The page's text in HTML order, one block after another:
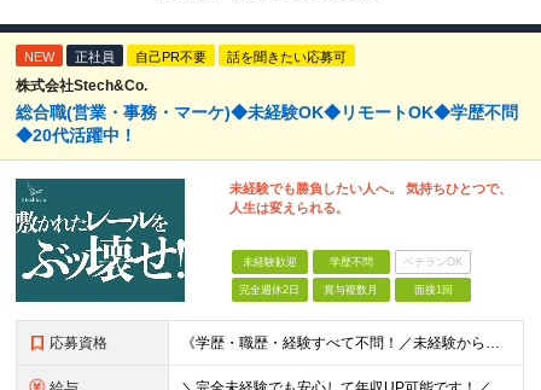
NEW 正社員 自己PR不要 話を聞きたい応募可
株式会社Stech&Co.
総合職(営業・事務・マーケ)◆未経験OK◆リモートOK◆学歴不問
◆20代活躍中！
未経験でも勝負したい人へ。 気持ちひとつで、
人生は変えられる。
未経験歓迎 学歴不問 ベテランOK
完全週休2日 賞与複数月 面接1回
応募資格 《学歴・職歴・経験すべて不問！／未経験からのチャレンジ大歓迎◎》 ▼こんな気持ち、ひとつでも当てはまる方はぜひ！ □ なにか、人生を変えるきっかけがほしい □ 立ち仕事に疲れて、そろそろ座り仕事がい